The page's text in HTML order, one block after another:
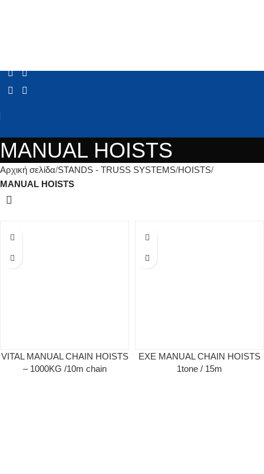
MANUAL HOISTS
Αρχική σελίδα STANDS - TRUSS SYSTEMS HOISTS
MANUAL HOISTS
VITAL MANUAL CHAIN HOISTS
– 1000KG /10m chain
EXE MANUAL CHAIN HOISTS
1tone / 15m